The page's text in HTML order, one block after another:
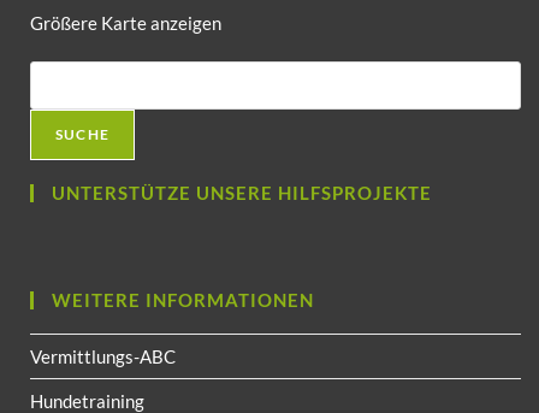
Größere Karte anzeigen
SUCHE
UNTERSTÜTZE UNSERE HILFSPROJEKTE
WEITERE INFORMATIONEN
Vermittlungs-ABC
Hundetraining